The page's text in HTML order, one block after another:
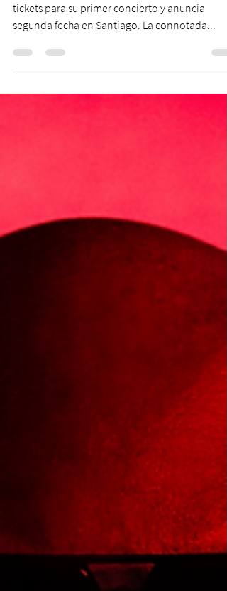
Créditos: Alexa Viscius Silvana Estrada agotó
tickets para su primer concierto y anuncia